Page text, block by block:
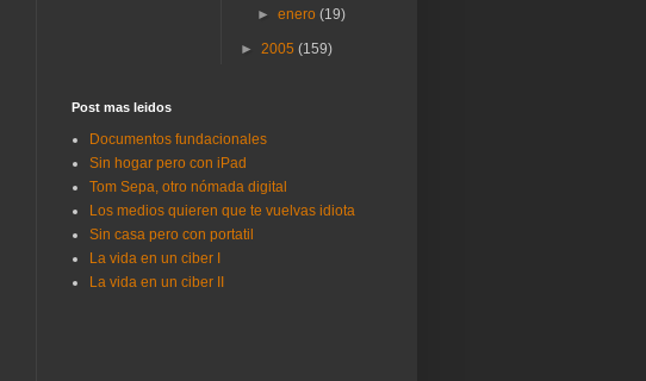
►enero(19)
► 2005 (159)
Post mas lei­dos
Documentos fundacionales
Sin hogar pero con iPad
Tom Sepa, otro nómada digital
Los medios quieren que te vuelvas idiota
Sin casa pero con portatil
La vida en un ciber I
La vida en un ciber II